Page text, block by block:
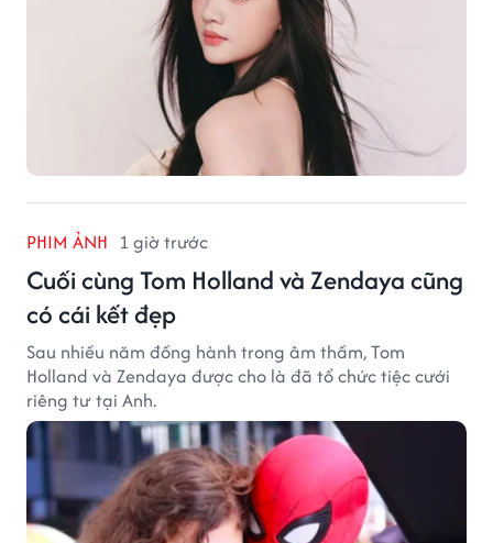
PHIM ẢNH 1 giờ trước
Cuối cùng Tom Holland và Zendaya cũng
có cái kết đẹp
Sau nhiều năm đồng hành trong âm thầm, Tom
Holland và Zendaya được cho là đã tổ chức tiệc cưới
riêng tư tại Anh.